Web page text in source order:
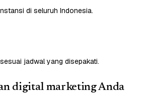
di seluruh Indonesia.
jadwal yang disepakati.
digital marketing Anda